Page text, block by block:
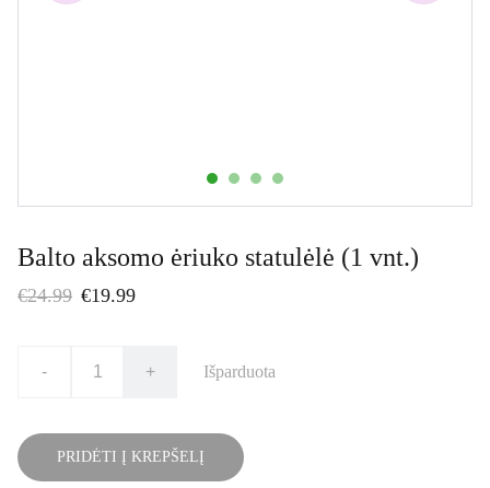
Balto aksomo ėriuko statulėlė (1 vnt.)
€24.99 €19.99
- + Išparduota
PRIDĖTI Į KREPŠELĮ